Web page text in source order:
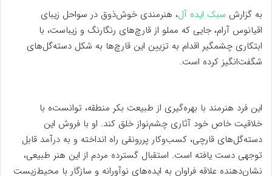
به گزارش سبک ایده آل، هنرمندی خوش‌ذوق در سواحل زیبای
اقیانوس آرام، جایی که مملو از قارچ‌های رنگارنگ و زیباست، با
ابتکاری چشمگیر اقدام به تزیین این قارچ‌ها به شکل دسته‌گل‌های
شگفت‌انگیز کرده است.
این فرد هنرمند با بهره‌گیری از طبیعت بکر منطقه، توانسته با
خلاقیت خاص خود آثاری چشم‌نواز خلق کند. او با فروش این
دسته‌گل‌های قارچی، کسب‌وکار پررونقی راه انداخته و به درآمد قابل
توجهی دست یافته است. استقبال گسترده مردم از این هنر طبیعی،
نشان‌دهنده علاقه فراوان به ایده‌های نوآورانه و سازگار با محیط‌زیست